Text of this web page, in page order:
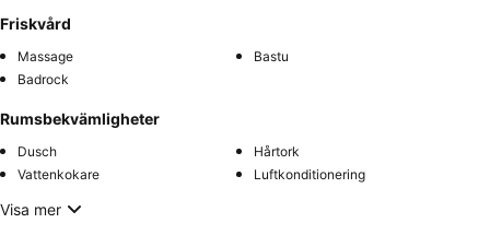
Friskvård
Massage
Bastu
Badrock
Rumsbekvämligheter
Dusch
Hårtork
Vattenkokare
Luftkonditionering
Visa mer